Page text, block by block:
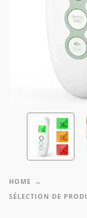
HOME
SÉLECTION DE